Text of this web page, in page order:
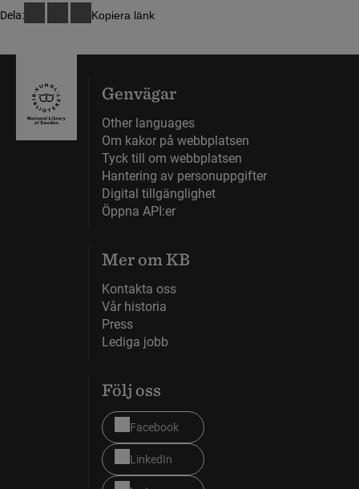
Dela: Kopiera länk
Genvägar
Other languages
Om kakor på webbplatsen
Tyck till om webbplatsen
Hantering av personuppgifter
Digital tillgänglighet
Öppna API:er
Mer om KB
Kontakta oss
Vår historia
Press
Lediga jobb
Följ oss
Facebook
LinkedIn